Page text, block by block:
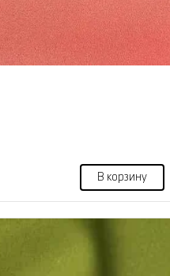
В корзину